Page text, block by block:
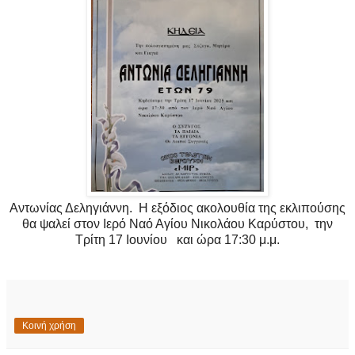
Αντωνίας Δεληγιάννη. Η εξόδιος ακολουθία της εκλιπούσης
θα ψαλεί στον Ιερό Ναό Αγίου Νικολάου Καρύστου, την
Τρίτη 17 Ιουνίου και ώρα 17:30 μ.μ.
Κοινή χρήση